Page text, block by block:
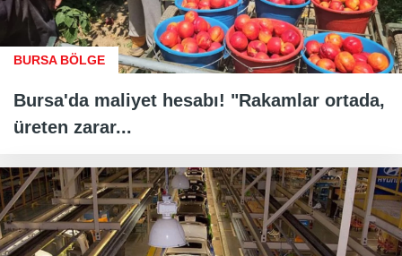
BURSA BÖLGE
Bursa'da maliyet hesabı! "Rakamlar ortada,
üreten zarar...